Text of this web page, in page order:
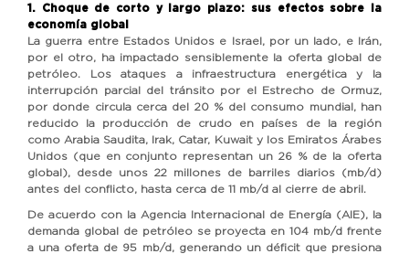
1. Choque de corto y largo plazo: sus efectos sobre la
economía global
La guerra entre Estados Unidos e Israel, por un lado, e Irán,
por el otro, ha impactado sensiblemente la oferta global de
petróleo. Los ataques a infraestructura energética y la
interrupción parcial del tránsito por el Estrecho de Ormuz,
por donde circula cerca del 20 % del consumo mundial, han
reducido la producción de crudo en países de la región
como Arabia Saudita, Irak, Catar, Kuwait y los Emiratos Árabes
Unidos (que en conjunto representan un 26 % de la oferta
global), desde unos 22 millones de barriles diarios (mb/d)
antes del conflicto, hasta cerca de 11 mb/d al cierre de abril.
De acuerdo con la Agencia Internacional de Energía (AIE), la
demanda global de petróleo se proyecta en 104 mb/d frente
a una oferta de 95 mb/d, generando un déficit que presiona